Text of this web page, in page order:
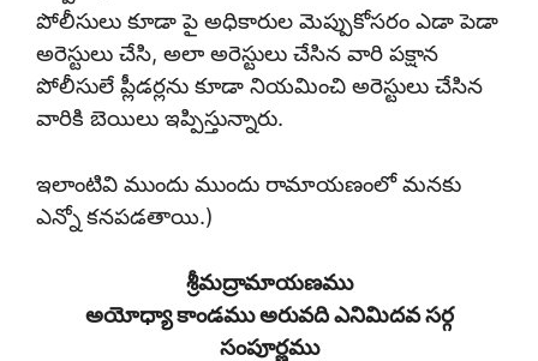
పోలీసులు కూడా పై అధికారుల మెప్పుకోసరం ఎడా పెడా
అరెస్టులు చేసి, అలా అరెస్టులు చేసిన వారి పక్షాన
పోలీసులే ప్లీడర్లను కూడా నియమించి అరెస్టులు చేసిన
వారికి బెయిలు ఇప్పిస్తున్నారు.
ఇలాంటివి ముందు ముందు రామాయణంలో మనకు
ఎన్నో కనపడతాయి.)
శ్రీమద్రామాయణము
అయోధ్యా కాండము అరువది ఎనిమిదవ సర్గ
సంపూర్ణము